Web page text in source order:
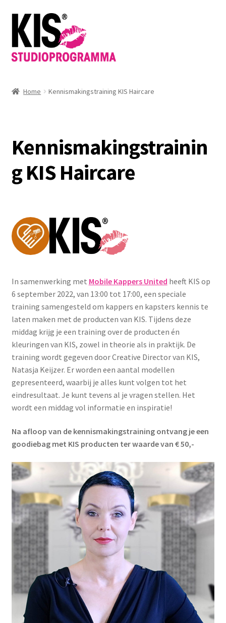
door
naar
navigatie
direct
naar
de
Home Kennismakingstraining KIS Haircare
Kennismakingstrainin
g KIS Haircare
In samenwerking met Mobile Kappers United heeft KIS op
6 september 2022, van 13:00 tot 17:00, een speciale
training samengesteld om kappers en kapsters kennis te
laten maken met de producten van KIS. Tijdens deze
middag krijg je een training over de producten én
kleuringen van KIS, zowel in theorie als in praktijk. De
training wordt gegeven door Creative Director van KIS,
Natasja Keijzer. Er worden een aantal modellen
gepresenteerd, waarbij je alles kunt volgen tot het
eindresultaat. Je kunt tevens al je vragen stellen. Het
wordt een middag vol informatie en inspiratie!
Na afloop van de kennismakingstraining ontvang je een
goodiebag met KIS producten ter waarde van € 50,-